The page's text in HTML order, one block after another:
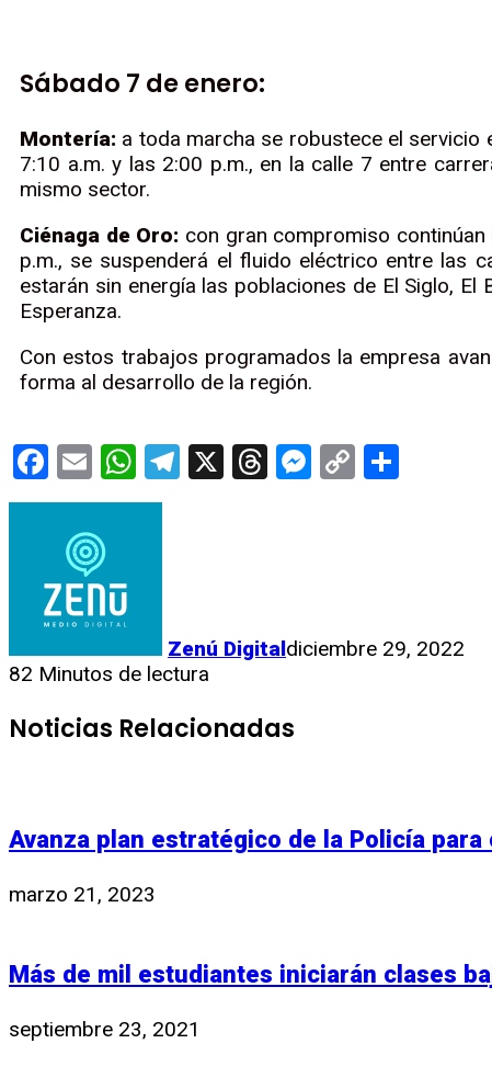
Sábado 7 de enero:
Montería: a toda marcha se robustece el
7:10 a.m. y las 2:00 p.m., en la calle 7 entre
mismo sector.
Ciénaga de Oro: con gran compromiso
p.m., se suspenderá el fluido eléctrico entre las
estarán sin energía las poblaciones de El Siglo, El
Esperanza.
Con estos trabajos programados la empresa
forma al desarrollo de la región.
Facebook
EmailWhatsApp
Telegram
X Threads
Messenger
Copy
Zenú Digitaldiciembre 29, 2022
82 Minutos de lectura
Noticias Relacionadas
Avanza plan estratégico de la Policía
marzo 21, 2023
Más de mil estudiantes iniciarán clases
septiembre 23, 2021